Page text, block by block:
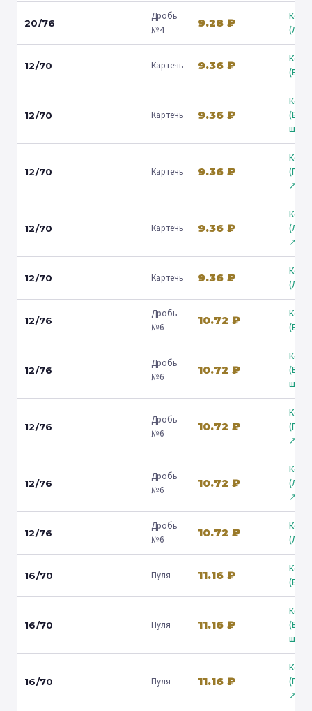
20/76
Дробь
№4
9.28 ₽
12/70 Картечь 9.36 ₽
12/70 Картечь 9.36 ₽
ш.) ↗
12/70 Картечь 9.36 ₽
↗
12/70 Картечь 9.36 ₽
↗
12/70 Картечь 9.36 ₽
12/76
Дробь
№6
10.72 ₽
12/76
Дробь
№6
10.72 ₽
ш.) ↗
12/76
Дробь
№6
10.72 ₽
↗
12/76
Дробь
№6
10.72 ₽
↗
12/76
Дробь
№6
10.72 ₽
16/70 Пуля 11.16 ₽
16/70 Пуля 11.16 ₽
ш.) ↗
16/70 Пуля 11.16 ₽
↗